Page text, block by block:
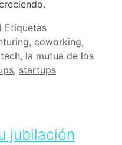
Etiquetas
, coworking,
, la mutua de los
, startups
jubilación